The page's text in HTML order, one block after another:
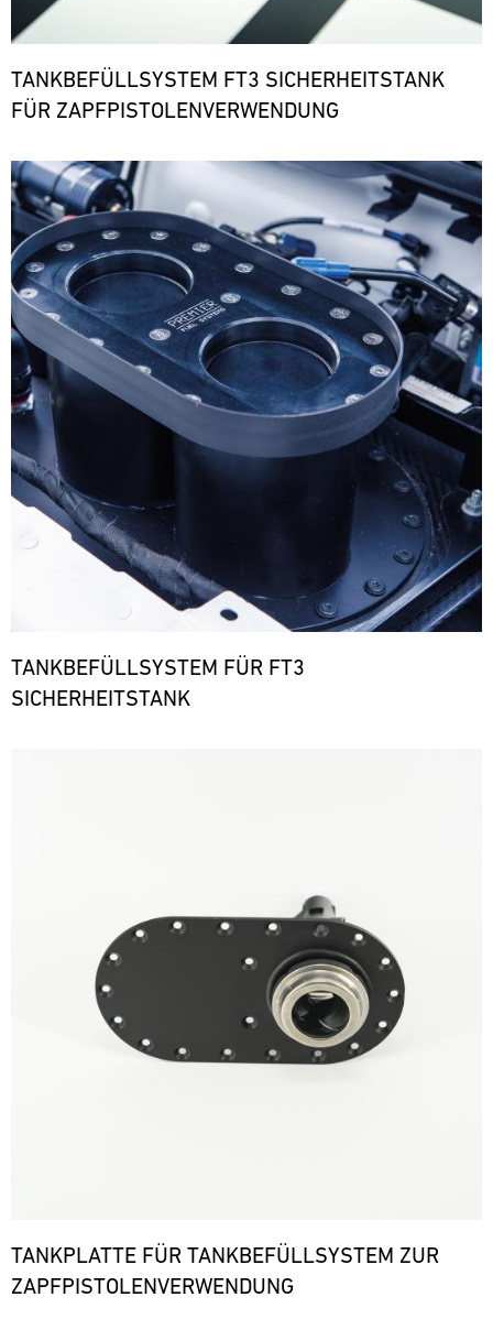
TANKBEFÜLLSYSTEM FT3 SICHERHEITSTANK
FÜR ZAPFPISTOLENVERWENDUNG
Bild
TANKBEFÜLLSYSTEM FÜR FT3
SICHERHEITSTANK
TANKPLATTE FÜR TANKBEFÜLLSYSTEM ZUR
ZAPFPISTOLENVERWENDUNG